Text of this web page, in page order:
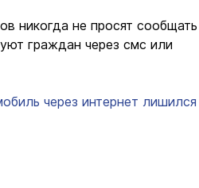
никогда не просят сообщать
граждан через смс или
через интернет лишился